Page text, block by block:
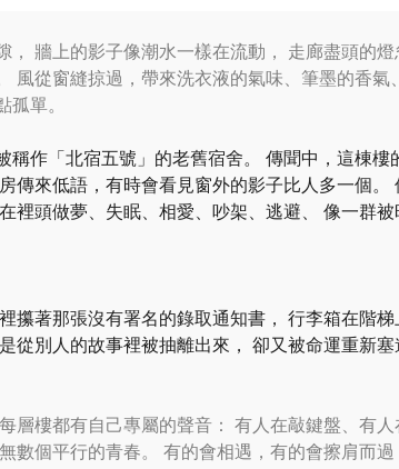
， 牆上的影子像潮水一樣在流動， 走廊盡頭的
風從窗縫掠過，帶來洗衣液的氣味、筆墨的香氣
單。
稱作 「北宿五號 」 的老舊宿舍。 傳聞中，這棟
傳來低語，有時會看見窗外的影子比人多一個。
頭做夢、失眠、相愛、吵架、逃避、 像一群
攥著那張沒有署名的錄取通知書， 行李箱在階
別人的故事裡被抽離出來， 卻又被命運重新塞
層樓都有自己專屬的聲音： 有人在敲鍵盤、有
數個平行的青春。 有的會相遇，有的會擦肩而